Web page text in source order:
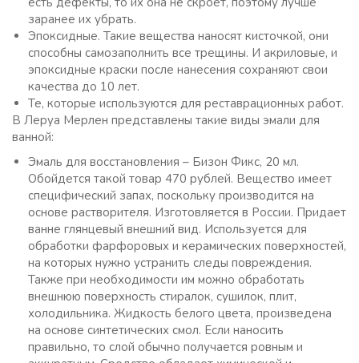
заранее их убрать.
Эпоксидные. Такие вещества наносят кисточкой, они
способны самозаполнить все трещины. И акриловые, и
эпоксидные краски после нанесения сохраняют свои
качества до 10 лет.
Те, которые используются для реставрационных работ.
В Леруа Мерлен представлены такие виды эмали для
ванной:
Эмаль для восстановления – Бизон Фикс, 20 мл.
Обойдется такой товар 470 рублей. Вещество имеет
специфический запах, поскольку производится на
основе растворителя. Изготовляется в России. Придает
ванне глянцевый внешний вид. Используется для
обработки фарфоровых и керамических поверхностей,
на которых нужно устранить следы повреждения.
Также при необходимости им можно обработать
внешнюю поверхность стиралок, сушилок, плит,
холодильника. Жидкость белого цвета, произведена
на основе синтетических смол. Если наносить
правильно, то слой обычно получается ровным и